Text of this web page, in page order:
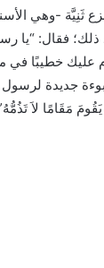
-وهي
فقال: “يا
عليك خطيبًا في
جديدة لرسول
مَقَامًا لاَ